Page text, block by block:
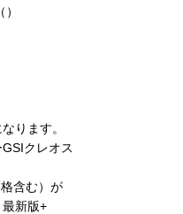
ります。
クレオス
含む）が
新版+